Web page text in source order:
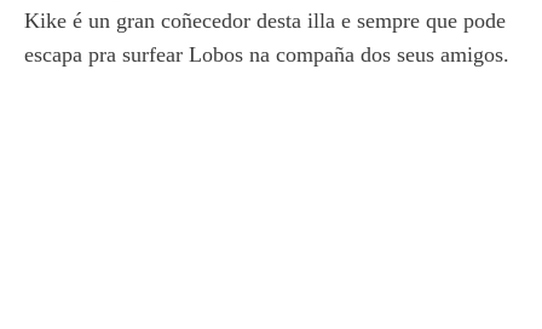
Kike é un gran coñecedor desta illa e sempre que pode
escapa pra surfear Lobos na compaña dos seus amigos.